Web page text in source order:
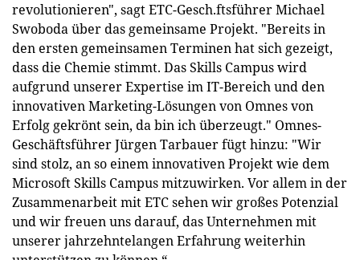
revolutionieren", sagt ETC-Gesch.ftsführer Michael
Swoboda über das gemeinsame Projekt. "Bereits in
den ersten gemeinsamen Terminen hat sich gezeigt,
dass die Chemie stimmt. Das Skills Campus wird
aufgrund unserer Expertise im IT-Bereich und den
innovativen Marketing-Lösungen von Omnes von
Erfolg gekrönt sein, da bin ich überzeugt." Omnes-
Geschäftsführer Jürgen Tarbauer fügt hinzu: "Wir
sind stolz, an so einem innovativen Projekt wie dem
Microsoft Skills Campus mitzuwirken. Vor allem in der
Zusammenarbeit mit ETC sehen wir großes Potenzial
und wir freuen uns darauf, das Unternehmen mit
unserer jahrzehntelangen Erfahrung weiterhin